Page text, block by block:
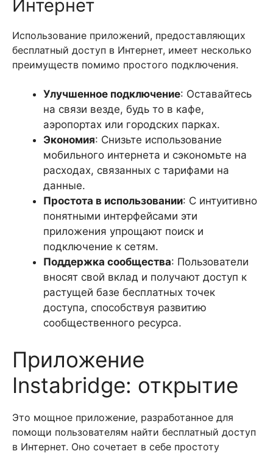
Интернет
Использование приложений, предоставляющих
бесплатный доступ в Интернет, имеет несколько
преимуществ помимо простого подключения.
Улучшенное подключение: Оставайтесь
на связи везде, будь то в кафе,
аэропортах или городских парках.
Экономия: Снизьте использование
мобильного интернета и сэкономьте на
расходах, связанных с тарифами на
данные.
Простота в использовании: С интуитивно
понятными интерфейсами эти
приложения упрощают поиск и
подключение к сетям.
Поддержка сообщества: Пользователи
вносят свой вклад и получают доступ к
растущей базе бесплатных точек
доступа, способствуя развитию
сообщественного ресурса.
Приложение
Instabridge: открытие
Это мощное приложение, разработанное для
помощи пользователям найти бесплатный доступ
в Интернет. Оно сочетает в себе простоту